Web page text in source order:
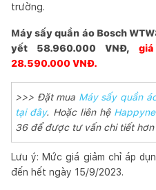
trường.
Máy sấy quần áo Bosch
yết 58.960.000 VNĐ,
28.590.000 VNĐ.
>>> Đặt mua Máy sấy quần
tại đây. Hoặc liên hệ
36 để được tư vấn chi tiết hơn
Lưu ý: Mức giá giảm chỉ áp
đến hết ngày 15/9/2023.